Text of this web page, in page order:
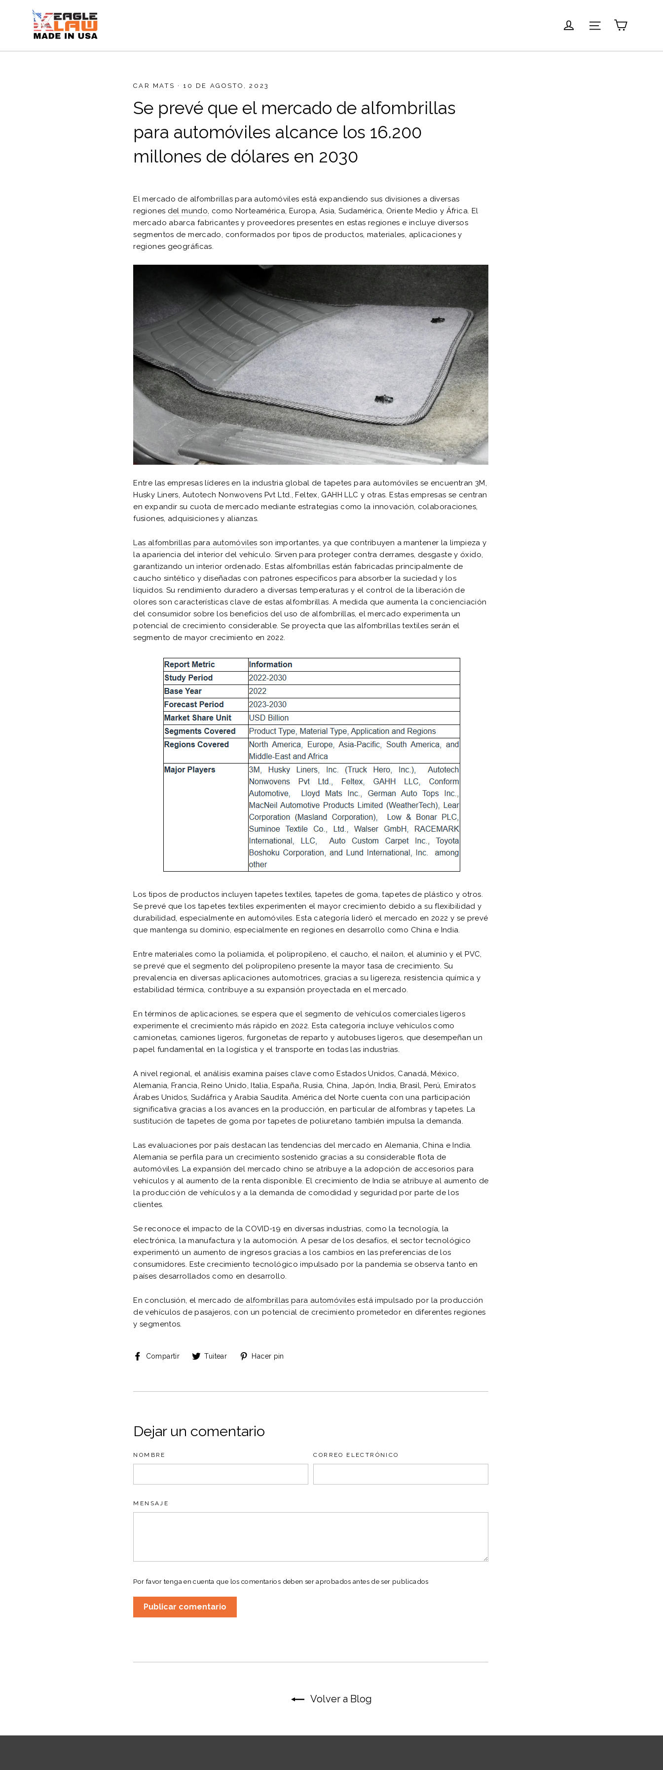
directamente
contenido
IngresarNavegación
CAR MATS · 10 DE AGOSTO, 2023
Se prevé que el mercado de alfombrillas
para automóviles alcance los 16.200
millones de dólares en 2030
El mercado de alfombrillas para automóviles está expandiendo sus divisiones a diversas
regiones del mundo, como Norteamérica, Europa, Asia, Sudamérica, Oriente Medio y África. El
mercado abarca fabricantes y proveedores presentes en estas regiones e incluye diversos
segmentos de mercado, conformados por tipos de productos, materiales, aplicaciones y
regiones geográficas.
Entre las empresas líderes en la industria global de tapetes para automóviles se encuentran 3M,
Husky Liners, Autotech Nonwovens Pvt Ltd., Feltex, GAHH LLC y otras. Estas empresas se centran
en expandir su cuota de mercado mediante estrategias como la innovación, colaboraciones,
fusiones, adquisiciones y alianzas.
Las alfombrillas para automóviles son importantes, ya que contribuyen a mantener la limpieza y
la apariencia del interior del vehículo. Sirven para proteger contra derrames, desgaste y óxido,
garantizando un interior ordenado. Estas alfombrillas están fabricadas principalmente de
caucho sintético y diseñadas con patrones específicos para absorber la suciedad y los
líquidos. Su rendimiento duradero a diversas temperaturas y el control de la liberación de
olores son características clave de estas alfombrillas. A medida que aumenta la concienciación
del consumidor sobre los beneficios del uso de alfombrillas, el mercado experimenta un
potencial de crecimiento considerable. Se proyecta que las alfombrillas textiles serán el
segmento de mayor crecimiento en 2022.
Los tipos de productos incluyen tapetes textiles, tapetes de goma, tapetes de plástico y otros.
Se prevé que los tapetes textiles experimenten el mayor crecimiento debido a su flexibilidad y
durabilidad, especialmente en automóviles. Esta categoría lideró el mercado en 2022 y se prevé
que mantenga su dominio, especialmente en regiones en desarrollo como China e India.
Entre materiales como la poliamida, el polipropileno, el caucho, el nailon, el aluminio y el PVC,
se prevé que el segmento del polipropileno presente la mayor tasa de crecimiento. Su
prevalencia en diversas aplicaciones automotrices, gracias a su ligereza, resistencia química y
estabilidad térmica, contribuye a su expansión proyectada en el mercado.
En términos de aplicaciones, se espera que el segmento de vehículos comerciales ligeros
experimente el crecimiento más rápido en 2022. Esta categoría incluye vehículos como
camionetas, camiones ligeros, furgonetas de reparto y autobuses ligeros, que desempeñan un
papel fundamental en la logística y el transporte en todas las industrias.
A nivel regional, el análisis examina países clave como Estados Unidos, Canadá, México,
Alemania, Francia, Reino Unido, Italia, España, Rusia, China, Japón, India, Brasil, Perú, Emiratos
Árabes Unidos, Sudáfrica y Arabia Saudita. América del Norte cuenta con una participación
significativa gracias a los avances en la producción, en particular de alfombras y tapetes. La
sustitución de tapetes de goma por tapetes de poliuretano también impulsa la demanda.
Las evaluaciones por país destacan las tendencias del mercado en Alemania, China e India.
Alemania se perfila para un crecimiento sostenido gracias a su considerable flota de
automóviles. La expansión del mercado chino se atribuye a la adopción de accesorios para
vehículos y al aumento de la renta disponible. El crecimiento de India se atribuye al aumento de
la producción de vehículos y a la demanda de comodidad y seguridad por parte de los
clientes.
Se reconoce el impacto de la COVID-19 en diversas industrias, como la tecnología, la
electrónica, la manufactura y la automoción. A pesar de los desafíos, el sector tecnológico
experimentó un aumento de ingresos gracias a los cambios en las preferencias de los
consumidores. Este crecimiento tecnológico impulsado por la pandemia se observa tanto en
países desarrollados como en desarrollo.
En conclusión, el mercado de alfombrillas para automóviles está impulsado por la producción
de vehículos de pasajeros, con un potencial de crecimiento prometedor en diferentes regiones
y segmentos.
Compartir
Compartir
Tuitear
TuitearHacer pin
Dejar un comentario
NOMBRE CORREO ELECTRÓNICO
MENSAJE
Por favor tenga en cuenta que los comentarios deben ser aprobados antes de ser publicados
Volver a Blog